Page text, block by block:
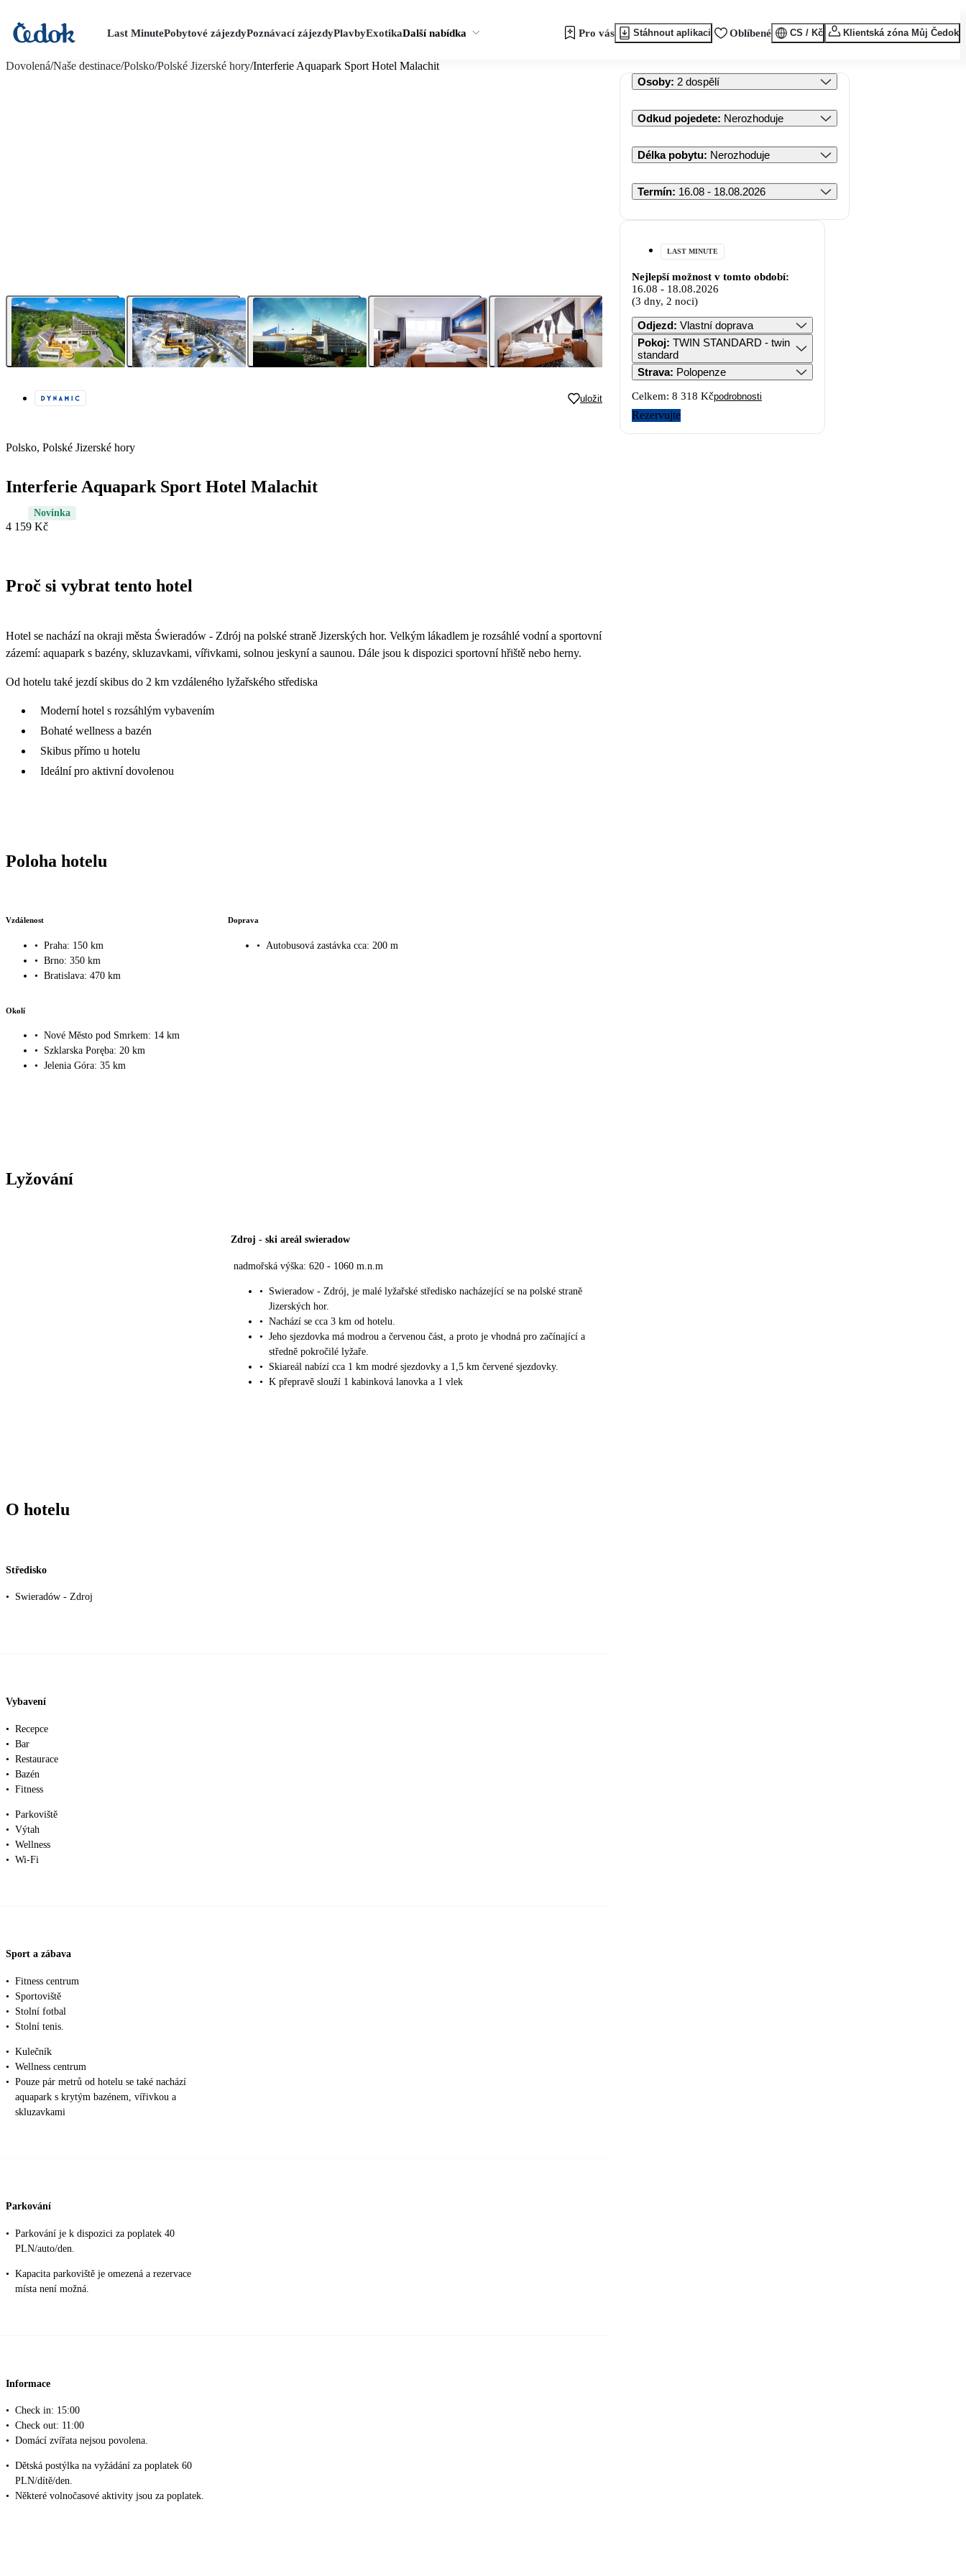
Last MinutePobytové zájezdyPoznávací zájezdyPlavbyExotikaDalší nabídka Pro vás Stáhnout aplikaci Oblíbené CS / Kč Klientská zóna Můj Čedok
Dovolená/Naše destinace/Polsko/Polské Jizerské hory/Interferie Aquapark Sport Hotel Malachit
uložit
Polsko, Polské Jizerské hory
Interferie Aquapark Sport Hotel Malachit
Novinka
4 159 Kč
Proč si vybrat tento hotel
Hotel se nachází na okraji města Świeradów - Zdrój na polské straně Jizerských hor. Velkým lákadlem je rozsáhlé vodní a sportovní
zázemí: aquapark s bazény, skluzavkami, vířivkami, solnou jeskyní a saunou. Dále jsou k dispozici sportovní hřiště nebo herny.
Od hotelu také jezdí skibus do 2 km vzdáleného lyžařského střediska
Moderní hotel s rozsáhlým vybavením
Bohaté wellness a bazén
Skibus přímo u hotelu
Ideální pro aktivní dovolenou
Poloha hotelu
Vzdálenost
• Praha: 150 km
• Brno: 350 km
• Bratislava: 470 km
Doprava
• Autobusová zastávka cca: 200 m
Okolí
• Nové Město pod Smrkem: 14 km
•
Szklarska Poręba: 20 km
• Jelenia Góra: 35 km
Lyžování
Zdroj - ski areál swieradow
nadmořská výška: 620 - 1060 m.n.m
•
Swieradow - Zdrój, je malé lyžařské středisko nacházející se na polské straně
Jizerských hor.
• Nachází se cca 3 km od hotelu.
• Jeho sjezdovka má modrou a červenou část, a proto je vhodná pro začínající a
středně pokročilé lyžaře.
•
Skiareál nabízí cca 1 km modré sjezdovky a 1,5 km červené sjezdovky.
• K přepravě slouží 1 kabinková lanovka a 1 vlek
O hotelu
Středisko
• Swieradów - Zdroj
Vybavení
• Recepce
• Bar
• Restaurace
• Bazén
• Fitness
• Parkoviště
• Výtah
• Wellness
• Wi-Fi
Sport a zábava
• Fitness centrum
•
Sportoviště
•
Stolní fotbal
•
Stolní tenis.
• Kulečník
• Wellness centrum
• Pouze pár metrů od hotelu se také nachází
aquapark s krytým bazénem, vířivkou a
skluzavkami
Parkování
• Parkování je k dispozici za poplatek 40
PLN/auto/den.
• Kapacita parkoviště je omezená a rezervace
místa není možná.
Informace
• Check in: 15:00
• Check out: 11:00
• Domácí zvířata nejsou povolena.
• Dětská postýlka na vyžádání za poplatek 60
PLN/dítě/den.
• Některé volnočasové aktivity jsou za poplatek.
Osoby: 2 dospělí
Odkud pojedete: Nerozhoduje
Délka pobytu: Nerozhoduje
Termín: 16.08 - 18.08.2026
LAST MINUTE
Nejlepší možnost v tomto období:
16.08 - 18.08.2026
(3 dny, 2 noci)
Odjezd: Vlastní doprava
Pokoj: TWIN STANDARD - twin
standard
Strava: Polopenze
Celkem: 8 318 Kčpodrobnosti
Rezervujte